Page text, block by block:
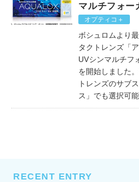
マルチフォー
オプティコ＋
ボシュロムより
タクトレンズ「
UVシンマルチフ
を開始しました
トレンズのサブ
ス」でも選択可
RECENT ENTRY